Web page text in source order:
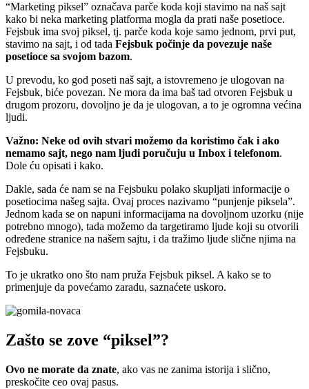
“Marketing piksel” označava parče koda koji stavimo na naš sajt
kako bi neka marketing platforma mogla da prati naše posetioce.
Fejsbuk ima svoj piksel, tj. parče koda koje samo jednom, prvi put,
stavimo na sajt, i od tada Fejsbuk počinje da povezuje naše
posetioce sa svojom bazom.
U prevodu, ko god poseti naš sajt, a istovremeno je ulogovan na
Fejsbuk, biće povezan. Ne mora da ima baš tad otvoren Fejsbuk u
drugom prozoru, dovoljno je da je ulogovan, a to je ogromna većina
ljudi.
Važno: Neke od ovih stvari možemo da koristimo čak i ako
nemamo sajt, nego nam ljudi poručuju u Inbox i telefonom.
Dole ću opisati i kako.
Dakle, sada će nam se na Fejsbuku polako skupljati informacije o
posetiocima našeg sajta. Ovaj proces nazivamo “punjenje piksela”.
Jednom kada se on napuni informacijama na dovoljnom uzorku (nije
potrebno mnogo), tada možemo da targetiramo ljude koji su otvorili
određene stranice na našem sajtu, i da tražimo ljude slične njima na
Fejsbuku.
To je ukratko ono što nam pruža Fejsbuk piksel. A kako se to
primenjuje da povećamo zaradu, saznaćete uskoro.
Zašto se zove “piksel”?
Ovo ne morate da znate, ako vas ne zanima istorija i slično,
preskočite ceo ovaj pasus.